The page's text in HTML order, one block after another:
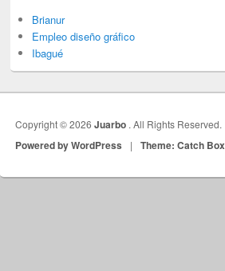
Brianur
Empleo diseño gráfico
Ibagué
Copyright © 2026Juarbo . All Rights Reserved.
Powered by WordPress | Theme: Catch Box